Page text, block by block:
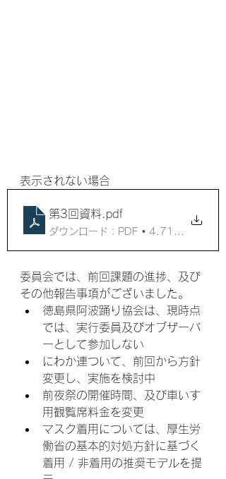
表示されない場合
第3回資料 .pdf
ダウンロード：PDF • 4.71MB
委員会では、前回課題の進捗、及び
その他報告事項がございました。
徳島県阿波踊り協会は、現時点
では、実行委員及びオブザーバ
ーとして参加しない
にわか連ついて、前回から方針
変更し、実施を検討中
前夜祭の開催時間、及び車いす
用観覧席料金を変更
マスク着用については、厚生労
働省の基本的対処方針に基づく
着用 / 非着用の推奨モデルを提